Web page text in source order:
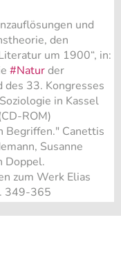
und
den
um 1900“, in:
#Naturder
des 33. Kongresses
in Kassel
ROM)
Begriffen." Canettis
Susanne
Doppel.
zum Werk Elias
349-365